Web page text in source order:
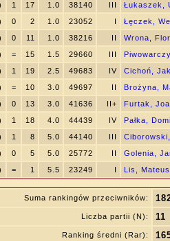
1 17 1.0 38140 III
Łukaszek,
0 2 1.0 23052 I
Łęczek,
0 11 1.0 38216 II
Wrona,
= 15 1.5 29660 III
1 19 2.5 49683 IV
Cichoń,
= 10 3.0 49697 II
Brożyna,
0 13 3.0 41636 II+
Furtak,
1 18 4.0 44439 IV
Pałka,
1 8 5.0 44140 III
0 5 5.0 25772 II
Golenia,
= 1 5.5 23249 I Lis,
Suma rankingów przeciwników:
Liczba partii (N): 11
Ranking średni (Rar):